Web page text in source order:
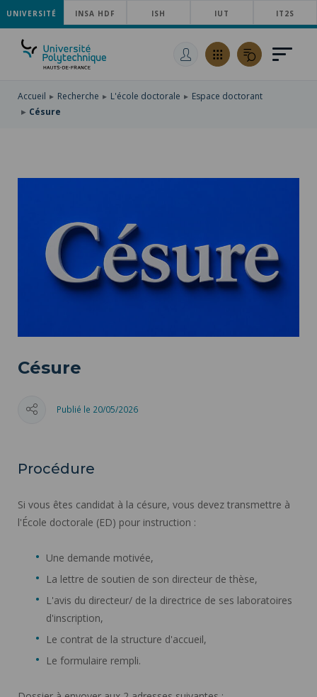
ACCÉDER
AU
MENU
PRINCIPAL
ALLER
AU
CONTENU
ACCÉDER
RECHERCHE
UNIVERSITÉ INSA HDF ISH IUT IT2S
Accueil Recherche L'école doctorale
Espace doctorant
Césure
Césure
Publié le 20/05/2026
Procédure
Si vous êtes candidat à la césure, vous devez transmettre à
l'École doctorale (ED) pour instruction :
Une demande motivée,
La lettre de soutien de son directeur de thèse,
L'avis du directeur/ de la directrice de ses laboratoires
d'inscription,
Le contrat de la structure d'accueil,
Le formulaire rempli.